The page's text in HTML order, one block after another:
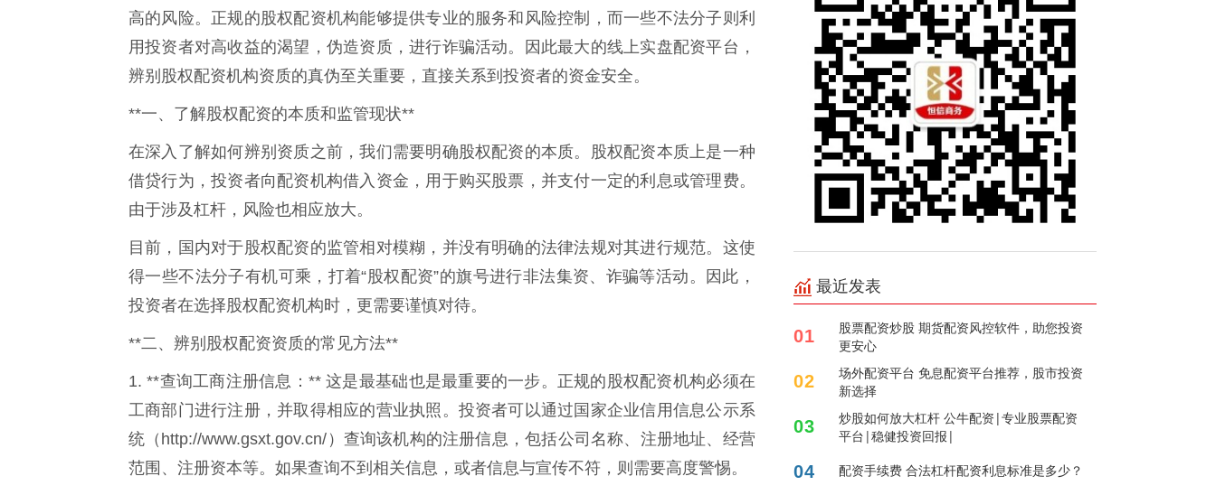
高的风险。正规的股权配资机构能够提供专业的服务和风险控制，而一些不法分子则利
用投资者对高收益的渴望，伪造资质，进行诈骗活动。因此最大的线上实盘配资平台，
辨别股权配资机构资质的真伪至关重要，直接关系到投资者的资金安全。
**一、了解股权配资的本质和监管现状**
在深入了解如何辨别资质之前，我们需要明确股权配资的本质。股权配资本质上是一种
借贷行为，投资者向配资机构借入资金，用于购买股票，并支付一定的利息或管理费。
由于涉及杠杆，风险也相应放大。
目前，国内对于股权配资的监管相对模糊，并没有明确的法律法规对其进行规范。这使
得一些不法分子有机可乘，打着“股权配资”的旗号进行非法集资、诈骗等活动。因此，
投资者在选择股权配资机构时，更需要谨慎对待。
**二、辨别股权配资资质的常见方法**
1. **查询工商注册信息：** 这是最基础也是最重要的一步。正规的股权配资机构必须在
工商部门进行注册，并取得相应的营业执照。投资者可以通过国家企业信用信息公示系
统（http://www.gsxt.gov.cn/）查询该机构的注册信息，包括公司名称、注册地址、经营
范围、注册资本等。如果查询不到相关信息，或者信息与宣传不符，则需要高度警惕。
最近发表
01
股票配资炒股 期货配资风控软件，助您投资
更安心
02
场外配资平台 免息配资平台推荐，股市投资
新选择
03
炒股如何放大杠杆 公牛配资|专业股票配资
平台|稳健投资回报|
04 配资手续费 合法杠杆配资利息标准是多少？